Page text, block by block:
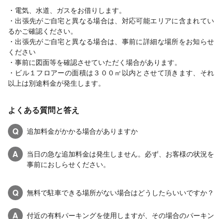
・電気、水道、ガスをお借りします。
・出張先がご自宅と異なる場合は、対応可能エリアに含まれてい
るかご確認ください。
・出張先がご自宅と異なる場合は、事前に詳細な場所をお知らせ
ください
・事前に図面等を確認させていただく場合があります。
・ビル１フロアーの面積は３００㎡以内とさせて頂きます、それ
以上は別途料金が発生します。
よくある質問と答え
Q
追加料金がかかる場合がありますか
A
当日の急な追加料金は発生しません。必ず、お客様の状況を
事前におしらせください。
Q 無料で駐車できる場所がない場合はどうしたらいいですか？
A
付近の有料パーキングを使用しますが、その場合のパーキン